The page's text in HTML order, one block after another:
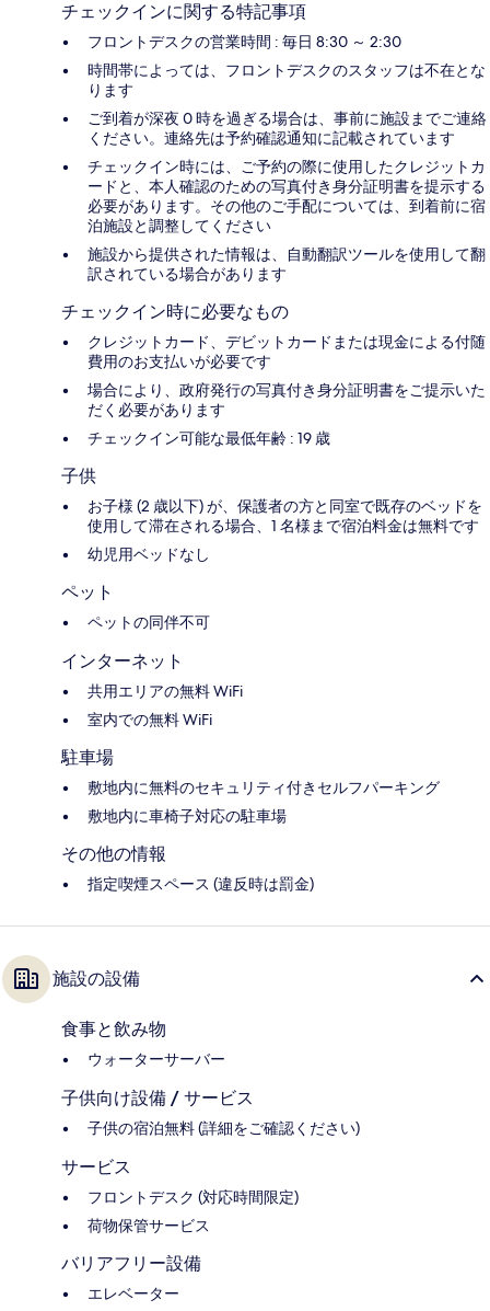
チェックインに関する特記事項
フロントデスクの営業時間 : 毎日 8:30 ～ 2:30
時間帯によっては、フロントデスクのスタッフは不在とな
ります
ご到着が深夜 0 時を過ぎる場合は、事前に施設までご連絡
ください。連絡先は予約確認通知に記載されています
チェックイン時には、ご予約の際に使用したクレジットカ
ードと、本人確認のための写真付き身分証明書を提示する
必要があります。その他のご手配については、到着前に宿
泊施設と調整してください
施設から提供された情報は、自動翻訳ツールを使用して翻
訳されている場合があります
チェックイン時に必要なもの
クレジットカード、デビットカードまたは現金による付随
費用のお支払いが必要です
場合により、政府発行の写真付き身分証明書をご提示いた
だく必要があります
チェックイン可能な最低年齢 : 19 歳
子供
お子様 (2 歳以下) が、保護者の方と同室で既存のベッドを
使用して滞在される場合、1 名様まで宿泊料金は無料です
幼児用ベッドなし
ペット
ペットの同伴不可
インターネット
共用エリアの無料 WiFi
室内での無料 WiFi
駐車場
敷地内に無料のセキュリティ付きセルフパーキング
敷地内に車椅子対応の駐車場
その他の情報
指定喫煙スペース (違反時は罰金)
施設の設備
食事と飲み物
ウォーターサーバー
子供向け設備 / サービス
子供の宿泊無料 (詳細をご確認ください)
サービス
フロントデスク (対応時間限定)
荷物保管サービス
バリアフリー設備
エレベーター